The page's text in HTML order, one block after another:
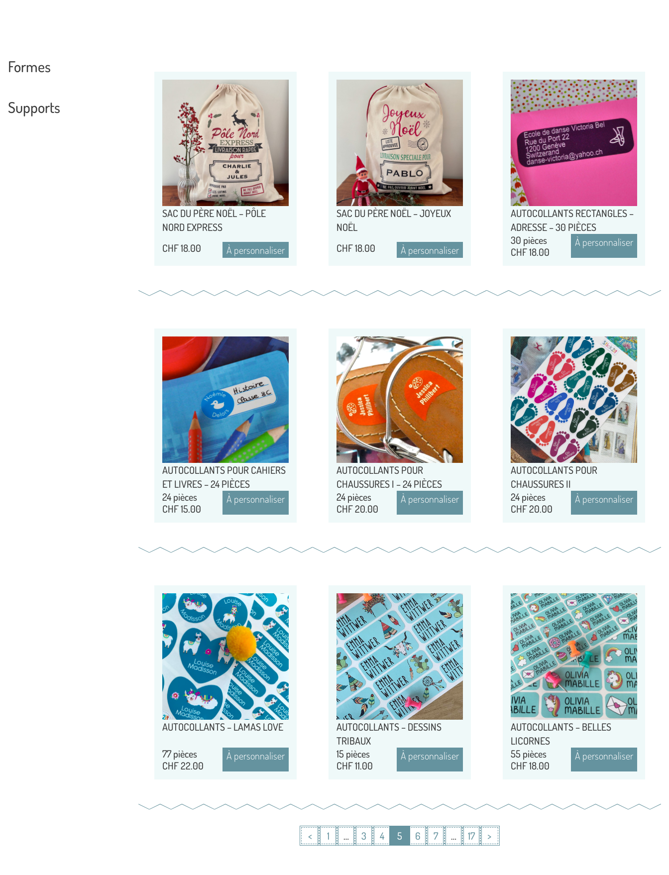
Formes
Supports
SAC DU PÈRE NOËL – PÔLE
NORD EXPRESS
CHF18.00 À personnaliser
SAC DU PÈRE NOËL – JOYEUX
NOËL
CHF18.00 À personnaliser
AUTOCOLLANTS RECTANGLES –
ADRESSE – 30 PIÈCES
30 pièces
CHF18.00
À personnaliser
AUTOCOLLANTS POUR CAHIERS
ET LIVRES – 24 PIÈCES
24 pièces
CHF15.00
À personnaliser
AUTOCOLLANTS POUR
CHAUSSURES I – 24 PIÈCES
24 pièces
CHF20.00
À personnaliser
AUTOCOLLANTS POUR
CHAUSSURES II
24 pièces
CHF20.00
À personnaliser
AUTOCOLLANTS – LAMAS LOVE
77 pièces
CHF22.00
À personnaliser
AUTOCOLLANTS – DESSINS
TRIBAUX
15 pièces
CHF11.00
À personnaliser
AUTOCOLLANTS – BELLES
LICORNES
55 pièces
CHF18.00
À personnaliser
< 1 … 3 4 5 6 7 … 17 >